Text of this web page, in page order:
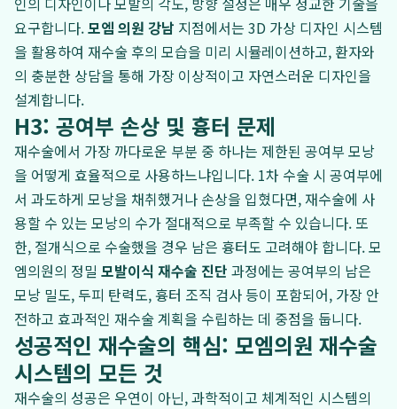
요구합니다.모엠 의원 강남 지점에서는 3D 가상 디자인 시스템
을 활용하여 재수술 후의 모습을 미리 시뮬레이션하고, 환자와
의 충분한 상담을 통해 가장 이상적이고 자연스러운 디자인을
설계합니다.
H3: 공여부 손상 및 흉터 문제
재수술에서 가장 까다로운 부분 중 하나는 제한된 공여부 모낭
을 어떻게 효율적으로 사용하느냐입니다. 1차 수술 시 공여부에
서 과도하게 모낭을 채취했거나 손상을 입혔다면, 재수술에 사
용할 수 있는 모낭의 수가 절대적으로 부족할 수 있습니다. 또
한, 절개식으로 수술했을 경우 남은 흉터도 고려해야 합니다. 모
엠의원의 정밀 모발이식 재수술 진단 과정에는 공여부의 남은
모낭 밀도, 두피 탄력도, 흉터 조직 검사 등이 포함되어, 가장 안
전하고 효과적인 재수술 계획을 수립하는 데 중점을 둡니다.
성공적인 재수술의 핵심: 모엠의원 재수술
시스템의 모든 것
재수술의 성공은 우연이 아닌, 과학적이고 체계적인 시스템의